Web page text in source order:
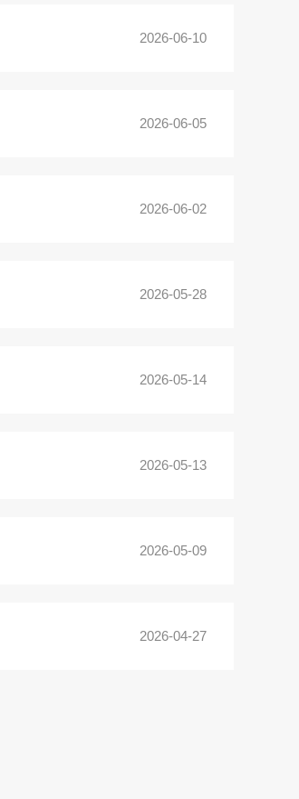
2026-06-10
2026-06-05
2026-06-02
2026-05-28
2026-05-14
2026-05-13
2026-05-09
2026-04-27